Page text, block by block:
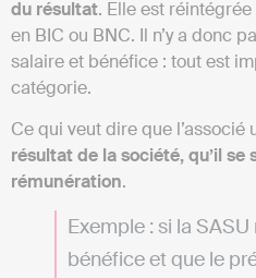
du résultat. Elle est
en BIC ou BNC. Il n’y a donc
salaire et bénéfice : tout est
catégorie.
Ce qui veut dire que l’associé
résultat de la société, qu’il se
rémunération.
Exemple : si la
bénéfice et que le